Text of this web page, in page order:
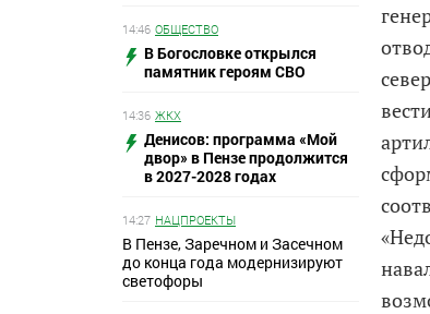
14:46 ОБЩЕСТВО
В Богословке открылся
памятник героям СВО
14:36 ЖКХ
Денисов: программа «Мой
двор» в Пензе продолжится
в 2027-2028 годах
14:27 НАЦПРОЕКТЫ
В Пензе, Заречном и Засечном
до конца года модернизируют
светофоры